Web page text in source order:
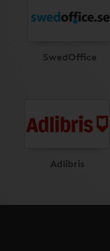
SwedOffice
Adlibris